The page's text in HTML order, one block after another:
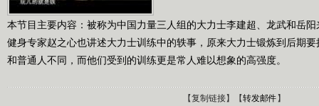
本节目主要内容：被称为中国力量三人组的大力士李建超、龙武和岳
健身专家赵之心也讲述大力士训练中的轶事，原来大力士锻炼到后期
和普通人不同，而他们受到的训练更是常人难以想象的高强度。
【复制链接】【转发邮件】